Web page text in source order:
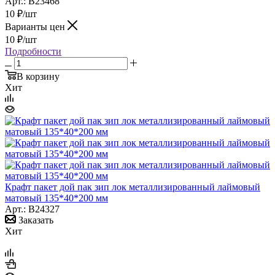
10 ₽/шт
Варианты цен
10 ₽/шт
Подробности
В корзину
Хит
Крафт пакет дой пак зип лок металлизированный лаймовый
матовый 135*40*200 мм
Арт.: B24327
Заказать
Хит